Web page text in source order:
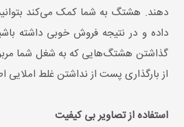
دهند. هشتگ به شما کمک می‌کند بتوانید
داده و در نتیجه فروش خوبی داشته
گذاشتن هشتگ‌هایی که به شغل شما
از بارگذاری پست از نداشتن غلط املایی
استفاده از تصاویر بی کیفیت